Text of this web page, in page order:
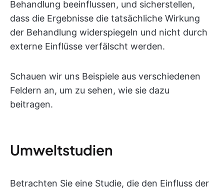
Behandlung beeinflussen, und sicherstellen,
dass die Ergebnisse die tatsächliche Wirkung
der Behandlung widerspiegeln und nicht durch
externe Einflüsse verfälscht werden.
Schauen wir uns Beispiele aus verschiedenen
Feldern an, um zu sehen, wie sie dazu
beitragen.
Umweltstudien
Betrachten Sie eine Studie, die den Einfluss der